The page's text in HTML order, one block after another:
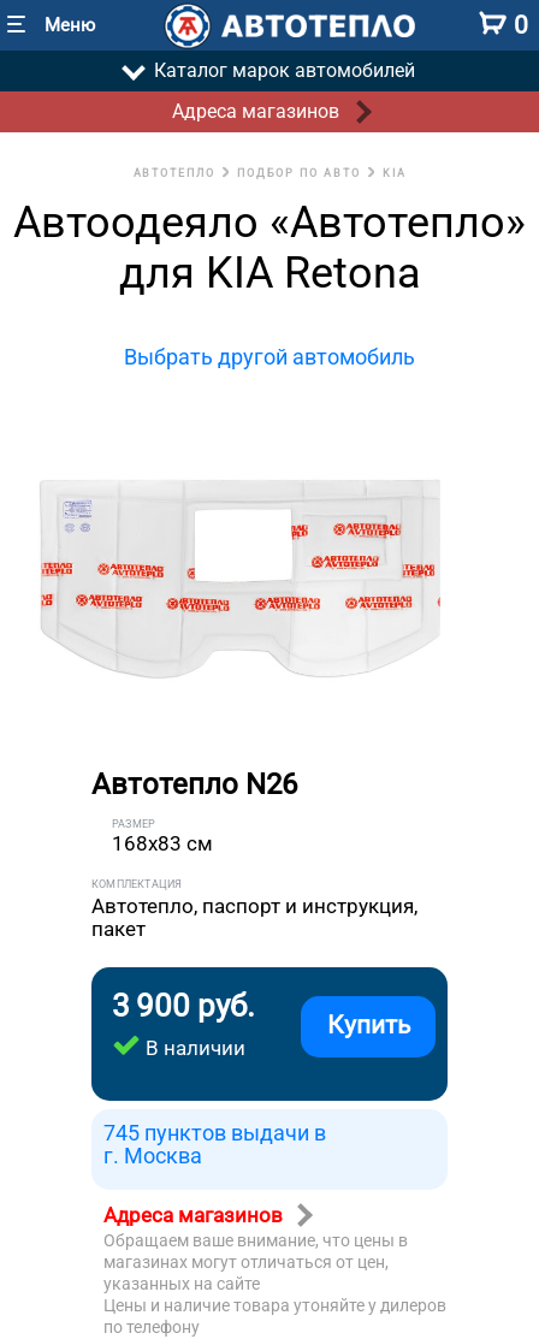
Меню 0
Каталог марок автомобилей
Адреса магазинов
АВТОТЕПЛО ПОДБОР ПО АВТО KIA
Автоодеяло «Автотепло»
для KIA Retona
Выбрать другой автомобиль
Автотепло N26
РАЗМЕР
168x83 см
КОМПЛЕКТАЦИЯ
Автотепло, паспорт и инструкция,
пакет
3 900 руб.
В наличии
Купить
745 пунктов выдачи в
г. Москва
Адреса магазинов
Обращаем ваше внимание, что цены в
магазинах могут отличаться от цен,
указанных на сайте
Цены и наличие товара утоняйте у дилеров
по телефону